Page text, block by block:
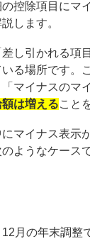
控除項目にマ
します。
し引かれる項
る場所です。
マイナスのマ
は増えること
マイナス表示
ようなケース
月の年末調整